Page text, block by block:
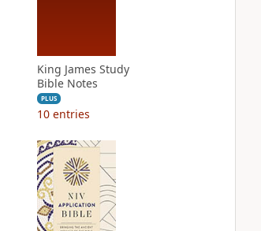
King James Study
Bible Notes
PLUS
10 entries